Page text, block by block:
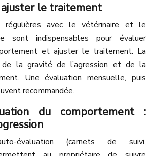
ajuster le traitement
régulières avec le vétérinaire et le
sont indispensables pour évaluer
et ajuster le traitement. La
de la gravité de l’agression et de la
Une évaluation mensuelle, puis
recommandée.
du comportement :
évaluation (carnets de suivi,